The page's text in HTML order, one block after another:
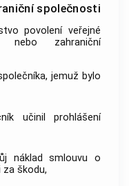
společnosti
povolení veřejné
nebo zahraniční
jemuž bylo
učinil prohlášení
náklad smlouvu o
škodu,